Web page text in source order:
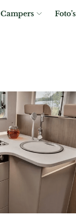
Campers Foto’s